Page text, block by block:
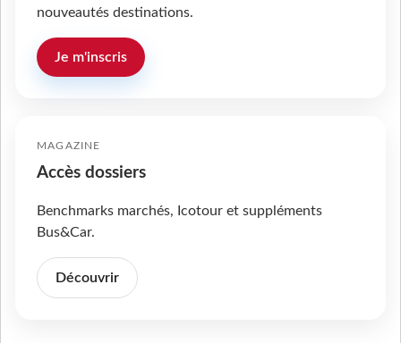
nouveautés destinations.
Je m'inscris
MAGAZINE
Accès dossiers
Benchmarks marchés, Icotour et suppléments
Bus&Car.
Découvrir